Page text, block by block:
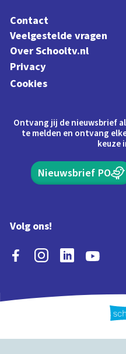
Contact
Veelgestelde vragen
Over Schooltv.nl
Privacy
Cookies
Ontvang jij de nieuwsbrief
te melden en ontvang
keuze
Nieuwsbrief PO
Volg ons!